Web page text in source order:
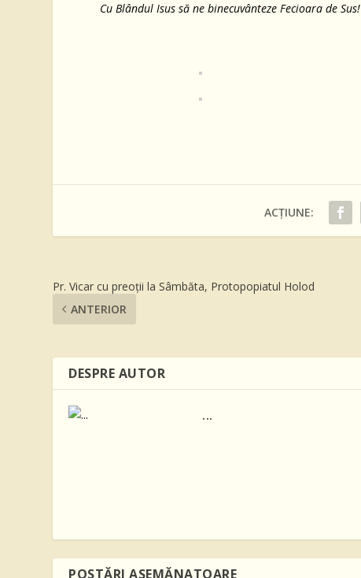
Cu Blândul Isus să ne binecuvânteze Fecioara de Sus!
ACȚIUNE:
Pr. Vicar cu preoții la Sâmbăta, Protopopiatul Holod
ANTERIOR
DESPRE AUTOR
...
POSTĂRI ASEMĂNATOARE